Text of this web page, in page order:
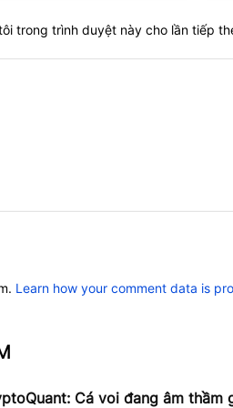
trong trình duyệt này cho lần tiếp
Learn how your comment data is
Cá voi đang âm thầm